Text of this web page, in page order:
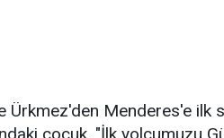
Ürkmez'den Menderes'e ilk